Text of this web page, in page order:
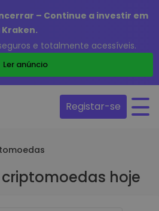
– Continue a investir em
e totalmente acessíveis.
Ler anúncio
Registar-se
hoje